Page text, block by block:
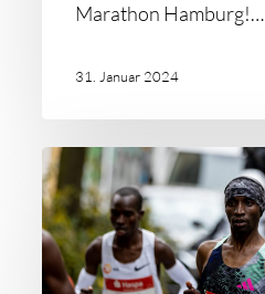
Marathon Hamburg!…
31. Januar 2024